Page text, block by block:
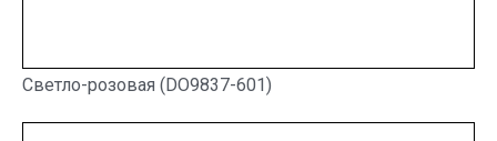
Светло-розовая (DO9837-601)